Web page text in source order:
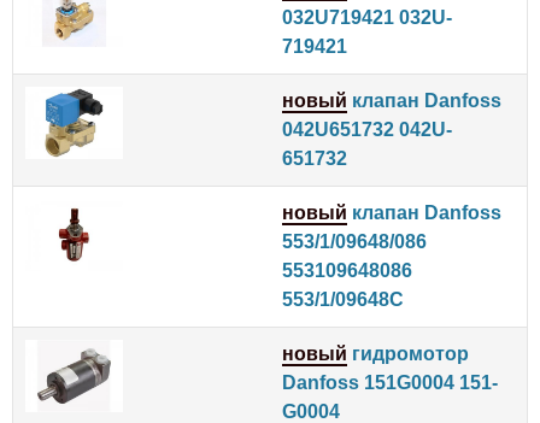
032U719421 032U-
719421
новый клапан Danfoss
042U651732 042U-
651732
новый клапан Danfoss
553/1/09648/086
553109648086
553/1/09648C
новый гидромотор
Danfoss 151G0004 151-
G0004